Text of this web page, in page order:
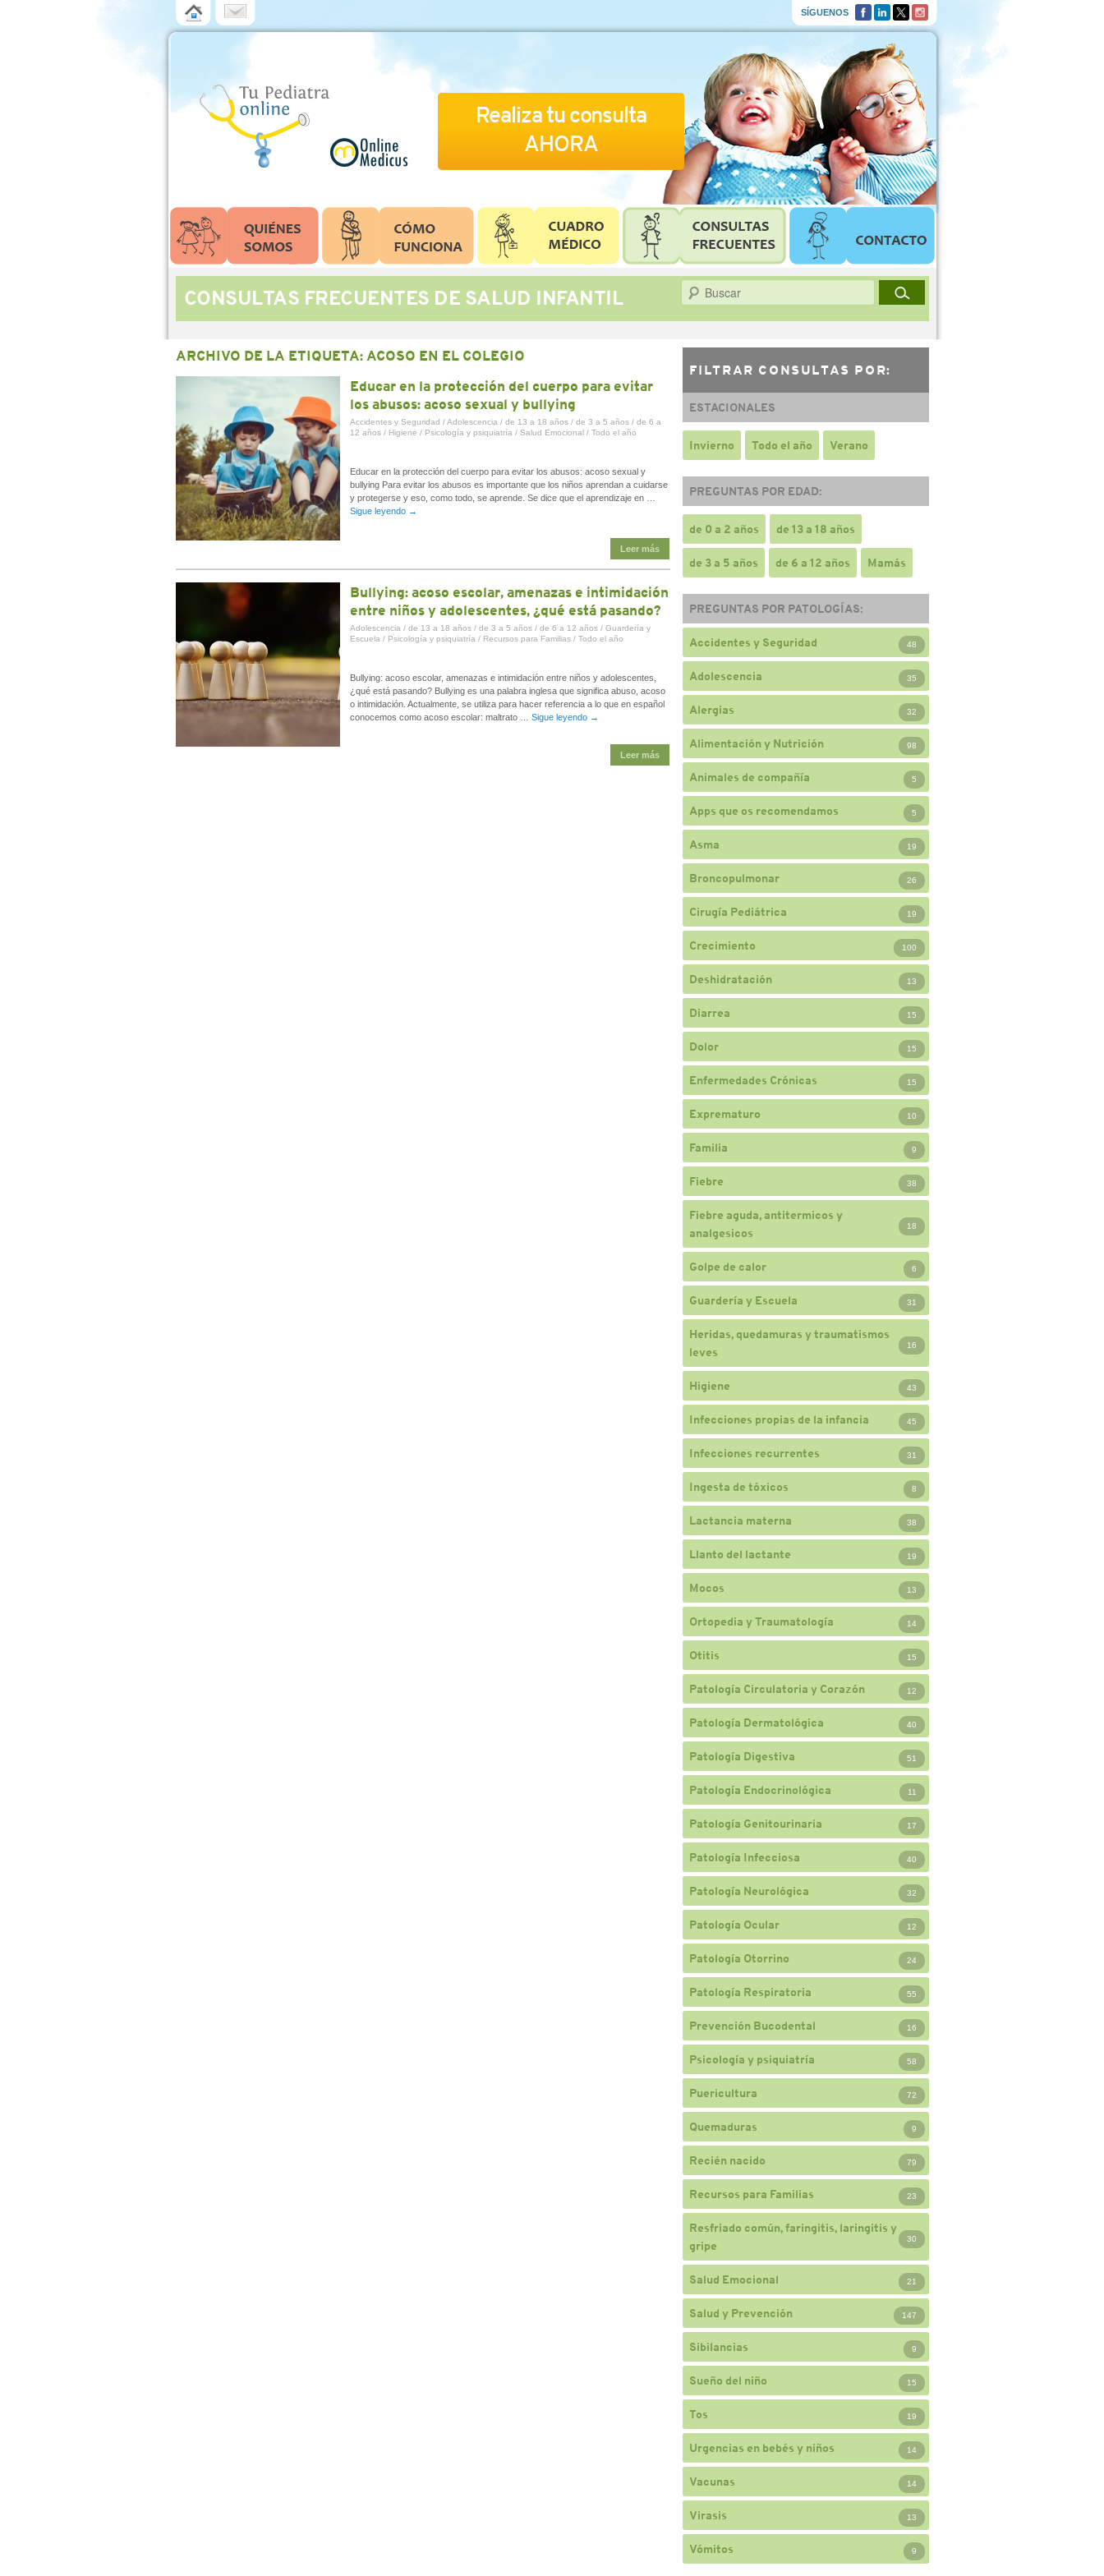
SÍGUENOS
Realiza tu consulta
AHORA
CONSULTAS FRECUENTES DE SALUD INFANTIL Buscar
ARCHIVO DE LA ETIQUETA:ACOSO EN EL COLEGIO
Educar en la protección del cuerpo para evitar
los abusos: acoso sexual y bullying
Accidentes y Seguridad /Adolescencia / de 13 a 18 años/ de 3 a 5 años/ de 6 a
12 años/ Higiene / Psicología y psiquiatría / Salud Emocional/ Todo el año
Educar en la protección del cuerpo para evitar los abusos: acoso sexual y
bullying Para evitar los abusos es importante que los niños aprendan a cuidarse
y protegerse y eso, como todo, se aprende. Se dice que el aprendizaje en …
Sigue leyendo →
Leer más
Bullying: acoso escolar, amenazas e intimidación
entre niños y adolescentes, ¿qué está pasando?
Adolescencia / de 13 a 18 años/ de 3 a 5 años/ de 6 a 12 años/ Guardería y
Escuela / Psicología y psiquiatría / Recursos para Familias/ Todo el año
Bullying: acoso escolar, amenazas e intimidación entre niños y adolescentes,
¿qué está pasando? Bullying es una palabra inglesa que significa abuso, acoso
o intimidación. Actualmente, se utiliza para hacer referencia a lo que en español
conocemos como acoso escolar: maltrato … Sigue leyendo →
Leer más
FILTRAR CONSULTAS POR:
ESTACIONALES
Invierno Todo el año Verano
PREGUNTAS POR EDAD:
de 0 a 2 años de 13 a 18 años
de 3 a 5 años de 6 a 12 años Mamás
PREGUNTAS POR PATOLOGÍAS:
Accidentes y Seguridad 48
Adolescencia 35
Alergias 32
Alimentación y Nutrición 98
Animales de compañía 5
Apps que os recomendamos 5
Asma 19
Broncopulmonar 26
Cirugía Pediátrica 19
Crecimiento 100
Deshidratación 13
Diarrea 15
Dolor 15
Enfermedades Crónicas 15
Exprematuro 10
Familia 9
Fiebre 38
Fiebre aguda, antitermicos y
analgesicos
18
Golpe de calor 6
Guardería y Escuela 31
Heridas, quedamuras y traumatismos
leves
16
Higiene 43
Infecciones propias de la infancia 45
Infecciones recurrentes 31
Ingesta de tóxicos 8
Lactancia materna 38
Llanto del lactante 19
Mocos 13
Ortopedia y Traumatología 14
Otitis 15
Patología Circulatoria y Corazón 12
Patología Dermatológica 40
Patología Digestiva 51
Patología Endocrinológica 11
Patología Genitourinaria 17
Patología Infecciosa 40
Patología Neurológica 32
Patología Ocular 12
Patología Otorrino 24
Patología Respiratoria 55
Prevención Bucodental 16
Psicología y psiquiatría 58
Puericultura 72
Quemaduras 9
Recién nacido 79
Recursos para Familias 23
Resfriado común, faringitis, laringitis y
gripe
30
Salud Emocional 21
Salud y Prevención 147
Sibilancias 9
Sueño del niño 15
Tos 19
Urgencias en bebés y niños 14
Vacunas 14
Virasis 13
Vómitos 9